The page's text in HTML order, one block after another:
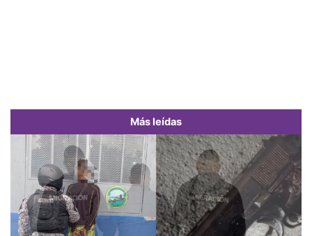
Más leídas